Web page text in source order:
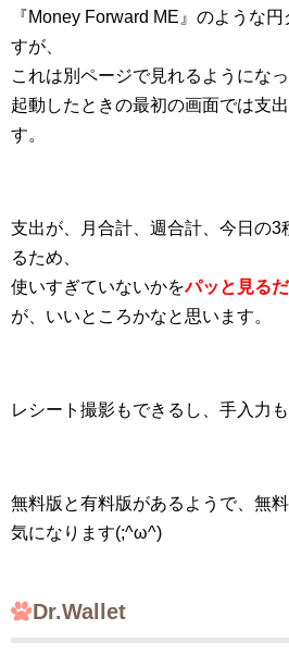
『Money Forward ME』のような
すが、
これは別ページで見れるようになっ
起動したときの最初の画面では支
す。
支出が、月合計、週合計、今日の3
るため、
使いすぎていないかをパッと見る
が、いいところかなと思います。
レシート撮影もできるし、手入力も
無料版と有料版があるようで、無
気になります(;^ω^)
Dr.Wallet